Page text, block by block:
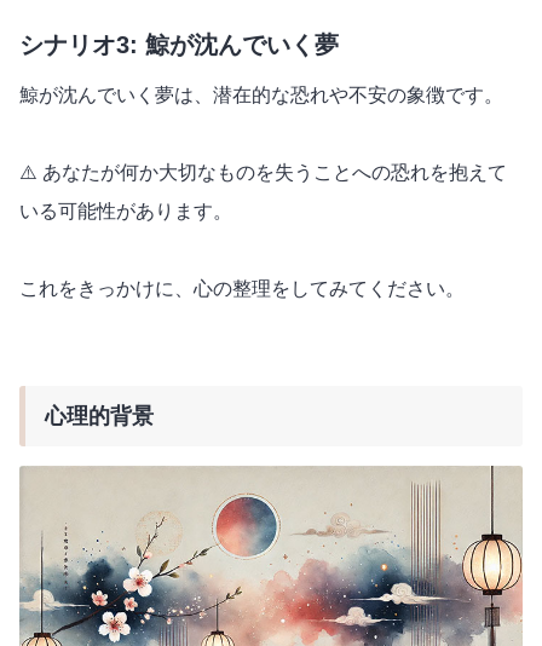
シナリオ3: 鯨が沈んでいく夢
鯨が沈んでいく夢は、潜在的な恐れや不安の象徴です。
⚠️ あなたが何か大切なものを失うことへの恐れを抱えて
いる可能性があります。
これをきっかけに、心の整理をしてみてください。
心理的背景